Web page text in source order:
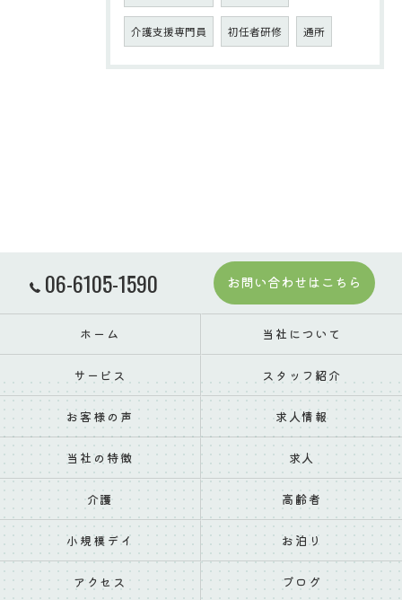
介護支援専門員 初任者研修 通所
06-6105-1590 お問い合わせはこちら
ホーム 当社について
サービス スタッフ紹介
お客様の声 求人情報
当社の特徴 求人
介護 高齢者
小規模デイ お泊り
アクセス ブログ